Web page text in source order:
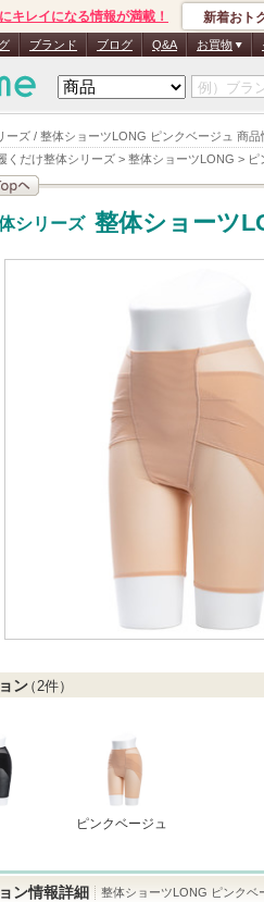
ーズ / 整体ショーツLONG ピンクベージュ 商品
くだけ整体シリーズ > 整体ショーツLONG > ピ
キレイになる情報が満載！ 新着おト
ブランド ブログ Q&A お買物
シリーズ 整体ショーツ
ン（2件）
ピンクベージュ
ン情報詳細 整体ショーツLONG ピンクベ